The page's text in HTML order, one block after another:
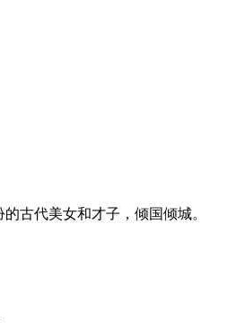
古代美女和才子，倾国倾城。